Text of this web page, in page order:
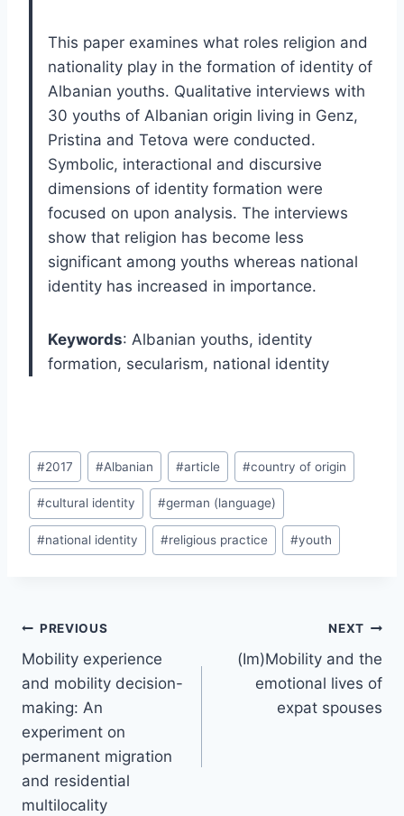
This paper examines what roles religion and
nationality play in the formation of identity of
Albanian youths. Qualitative interviews with
30 youths of Albanian origin living in Genz,
Pristina and Tetova were conducted.
Symbolic, interactional and discursive
dimensions of identity formation were
focused on upon analysis. The interviews
show that religion has become less
significant among youths whereas national
identity has increased in importance.
Keywords: Albanian youths, identity
formation, secularism, national identity
Post
Tags:
#2017 #Albanian #article #country of origin
#cultural identity #german (language)
#national identity #religious practice #youth
Post
navigation
PREVIOUS
Mobility experience
and mobility decision-
making: An
experiment on
permanent migration
and residential
multilocality
NEXT
(Im)Mobility and the
emotional lives of
expat spouses